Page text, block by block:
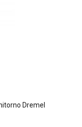
Dremel